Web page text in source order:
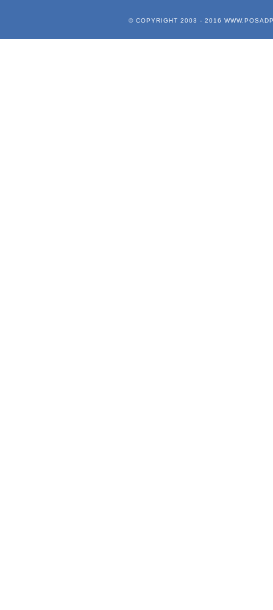
© COPYRIGHT 2003 - 2016